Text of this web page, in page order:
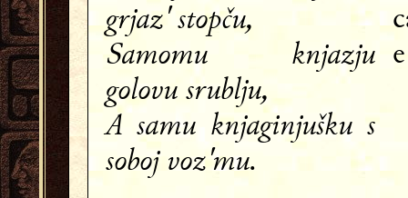
grjaz' stopču,
Samomu knjazju
golovu srublju,
A samu knjaginjušku s
soboj voz'mu.